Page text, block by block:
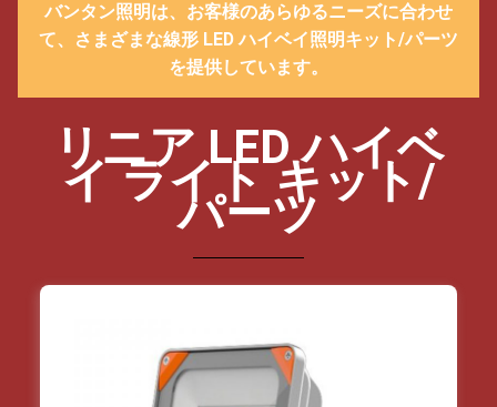
バンタン照明は、お客様のあらゆるニーズに合わせ
て、さまざまな線形 LED ハイベイ照明キット/パーツ
を提供しています。
リニア LED ハイベ
イ ライト キット/
パーツ